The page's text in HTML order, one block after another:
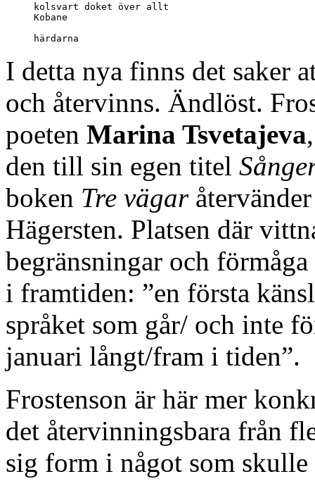
kolsvart doket över allt
Kobane
I detta nya finns det saker
och återvinns. Ändlöst.
poeten Marina Tsvetajeva
den till sin egen titel
boken Tre vägar
Hägersten. Platsen där
begränsningar och
i framtiden: ”en första
språket som går/ och inte
januari långt/fram i tiden”.
Frostenson är här mer
det återvinningsbara från
sig form i något som skulle